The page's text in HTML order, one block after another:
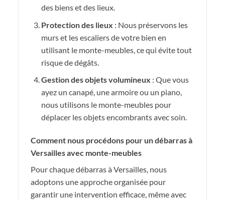
des biens et des lieux.
Protection des lieux : Nous préservons les
murs et les escaliers de votre bien en
utilisant le monte-meubles, ce qui évite tout
risque de dégâts.
Gestion des objets volumineux : Que vous
ayez un canapé, une armoire ou un piano,
nous utilisons le monte-meubles pour
déplacer les objets encombrants avec soin.
Comment nous procédons pour un débarras à
Versailles avec monte-meubles
Pour chaque débarras à Versailles, nous
adoptons une approche organisée pour
garantir une intervention efficace, même avec